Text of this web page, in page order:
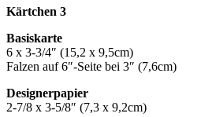
Kärtchen 3
Basiskarte
6 x 3-3/4″ (15,2 x 9,5cm)
Falzen auf 6″-Seite bei 3″ (7,6cm)
Designerpapier
2-7/8 x 3-5/8″ (7,3 x 9,2cm)